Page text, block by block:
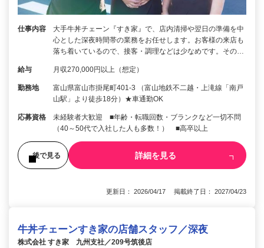
仕事内容
大手牛丼チェーン『すき家』で、店内清掃や翌日の準備を中
心とした深夜時間帯の業務をお任せします。お客様の来店も
落ち着いているので、接客・調理などは少なめです。その…
給与 月収270,000円以上（想定）
勤務地
富山県富山市掛尾町401-3 （富山地鉄不二越・上滝線「南戸
山駅」より徒歩18分）★車通勤OK
応募資格
未経験者大歓迎 ■年齢・転職回数・ブランクなど一切不問
（40～50代で入社した人も多数！） ■高卒以上
後で見る 詳細を見る
更新日： 2026/04/17 掲載終了日： 2027/04/23
牛丼チェーンすき家の店舗スタッフ／深夜
株式会社 すき家 九州支社／209号筑後店